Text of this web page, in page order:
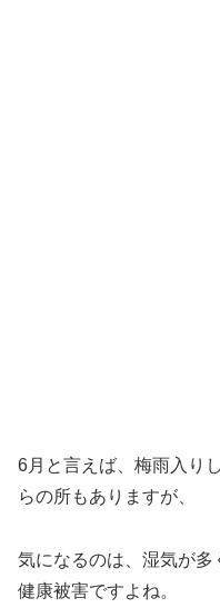
6月と言えば、梅雨入り
らの所もありますが、
気になるのは、湿気が
健康被害ですよね。